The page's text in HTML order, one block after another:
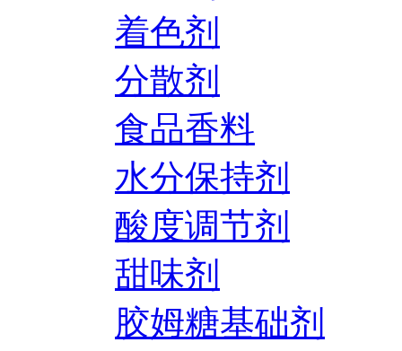
着色剂
分散剂
食品香料
水分保持剂
酸度调节剂
甜味剂
胶姆糖基础剂